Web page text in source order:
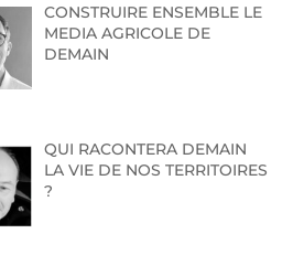
CONSTRUIRE ENSEMBLE LE
MEDIA AGRICOLE DE
DEMAIN
QUI RACONTERA DEMAIN
LA VIE DE NOS TERRITOIRES
?